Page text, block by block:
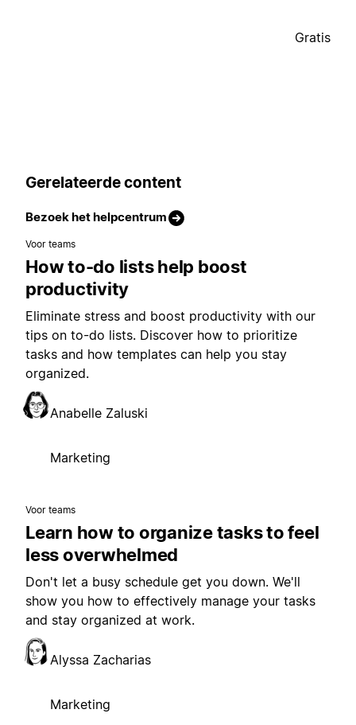
Gratis
Gerelateerde content
Bezoek het helpcentrum
Voor teams
How to-do lists help boost
productivity
Eliminate stress and boost productivity with our
tips on to-do lists. Discover how to prioritize
tasks and how templates can help you stay
organized.
Anabelle Zaluski
Marketing
Voor teams
Learn how to organize tasks to feel
less overwhelmed
Don't let a busy schedule get you down. We'll
show you how to effectively manage your tasks
and stay organized at work.
Alyssa Zacharias
Marketing